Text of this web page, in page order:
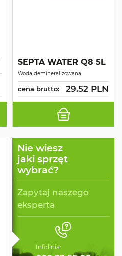
SEPTA WATER Q8 5L
Woda demineralizowana
cena brutto: 29.52 PLN
Nie wiesz
jaki sprzęt
wybrać?
Zapytaj naszego
eksperta
Infolinia: